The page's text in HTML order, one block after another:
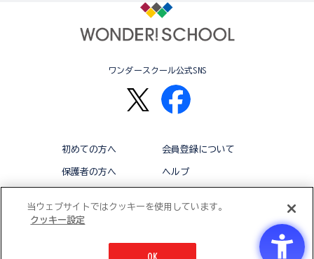
ワンダースクール公式SNS
初めての方へ 会員登録について
保護者の方へ ヘルプ
当ウェブサイトではクッキーを使用しています。
クッキー設定